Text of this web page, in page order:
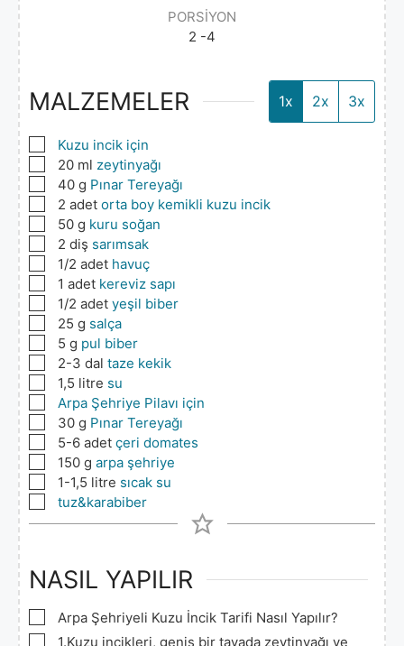
PORSIYON
2 -4
MALZEMELER 1x 2x 3x
▢
Kuzu incik için
▢
20 ml zeytinyağı
▢
40 g Pınar Tereyağı
▢
2 adet orta boy kemikli kuzu incik
▢
50 g kuru soğan
▢
2 diş sarımsak
▢1/2 adet havuç
▢1 adet kereviz sapı
▢1/2 adet yeşil biber
▢
25 g salça
▢
5 g pul biber
▢
2-3 dal taze kekik
▢1,5 litre su
▢
Arpa Şehriye Pilavı için
▢
30 g Pınar Tereyağı
▢
5-6 adet çeri domates
▢150 g arpa şehriye
▢1-1,5 litre sıcak su
▢
tuz&karabiber
NASIL YAPILIR
▢
Arpa Şehriyeli Kuzu İncik Tarifi Nasıl Yapılır?
▢1.Kuzu incikleri, geniş bir tavada zeytinyağı ve